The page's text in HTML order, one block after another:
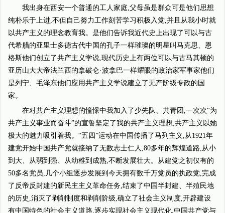
我出身在西安一个普通的工人家庭,父母虽是群众可是他们思想
纯朴乐于上进,不但自己努力工作刻苦学习积极入党,并且从我小时就
以共产主义的理念教育我。是他们告诉我近代史上出现了可以与古
代希腊的亚里士多德古代中国的孔子一样璀璨的明星叫马克思、恩
格斯他们创立了共产主义学说,现代历史上有两位可以与古马其顿的
亚历山大大帝法兰西的拿破仑·波拿巴一样耀眼的政治家军事家他们
是列宁、毛泽东他们应用共产主义学说建立了无产阶级专政的国
家。
在对共产主义理想的憧憬中我加入了少先队、共青团,一次次“为
共产主义事业而奋斗”的宣誓坚定了我的共产主义理想,共产主义以她
极大的魅力吸引着我。“五四”运动在中国传播了马列主义,从1921年
建党开始中国共产党就接纳了无数志士仁人,80多年的辉煌道路,从小
到大、从弱到强、从幼稚到成熟,不断发展壮大。从建党之初仅有的
50多名党员,几个小组逐步发展到今天拥有数千万党员的执政党,完成
了反帝反封建的新民主主义革命任务,结束了中国半封建、半殖民地
的历史,消灭了剥削制度和剥削阶级,确立了社会主义制度,开辟建设
有中国特色的社会主义道路,逐步实现社会主义现代化,中国共产党与